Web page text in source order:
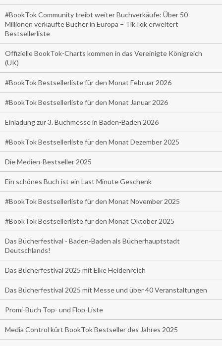
#BookTok Community treibt weiter Buchverkäufe: Über 50
Millionen verkaufte Bücher in Europa – TikTok erweitert
Bestsellerliste
Offizielle BookTok-Charts kommen in das Vereinigte Königreich
(UK)
#BookTok Bestsellerliste für den Monat Februar 2026
#BookTok Bestsellerliste für den Monat Januar 2026
Einladung zur 3. Buchmesse in Baden-Baden 2026
#BookTok Bestsellerliste für den Monat Dezember 2025
Die Medien-Bestseller 2025
Ein schönes Buch ist ein Last Minute Geschenk
#BookTok Bestsellerliste für den Monat November 2025
#BookTok Bestsellerliste für den Monat Oktober 2025
Das Bücherfestival - Baden-Baden als Bücherhauptstadt
Deutschlands!
Das Bücherfestival 2025 mit Elke Heidenreich
Das Bücherfestival 2025 mit Messe und über 40 Veranstaltungen
Promi-Buch Top- und Flop-Liste
Media Control kürt BookTok Bestseller des Jahres 2025